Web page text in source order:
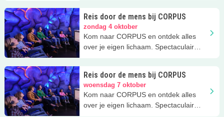
Reis door de mens bij CORPUS
zondag 4 oktober
Kom naar CORPUS en ontdek alles
over je eigen lichaam. Spectaculair
Reis door de mens bij CORPUS
woensdag 7 oktober
Kom naar CORPUS en ontdek alles
over je eigen lichaam. Spectaculair